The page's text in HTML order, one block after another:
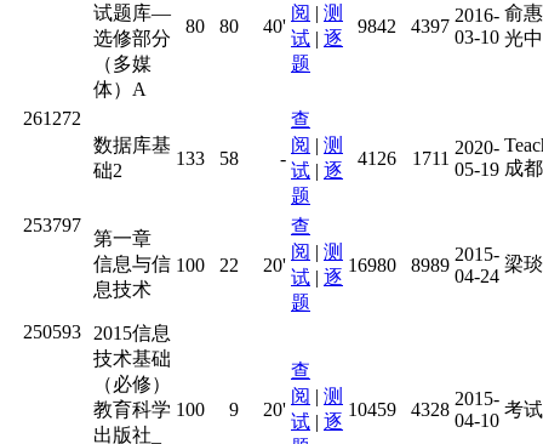
试题库—
选修部分
（多媒
体）A
80 80 40'
阅 | 测
试 | 逐
题
9842 4397
2016-
03-10
俞
光
261272
数据库基
础2
133 58 -
查
阅 | 测
试 | 逐
题
4126 1711
2020-
05-19 成
253797
第一章
信息与信
息技术
100 22 20'
查
阅 | 测
试 | 逐
题
16980 8989
2015-
04-24
梁
250593
2015信息
技术基础
（必修）
教育科学
出版社_
100 9 20'
查
阅 | 测
试 | 逐
10459 4328
2015-
04-10
考